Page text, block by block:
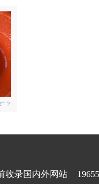
？
收录国内外网站 19655